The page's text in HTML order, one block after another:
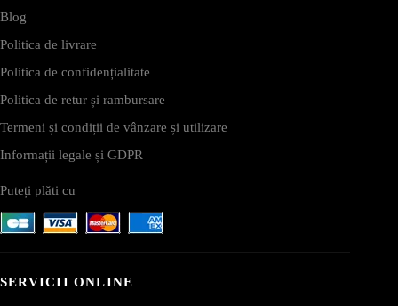
Blog
Politica de livrare
Politica de confidențialitate
Politica de retur și rambursare
Termeni și condiții de vânzare și utilizare
Informații legale și GDPR
Puteți plăti cu
SERVICII ONLINE